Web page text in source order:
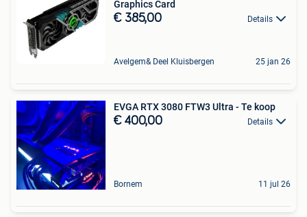
Graphics Card
€ 385,00 Details
Avelgem& Deel Kluisbergen 25 jan 26
EVGA RTX 3080 FTW3 Ultra - Te koop
€ 400,00 Details
Bornem 11 jul 26